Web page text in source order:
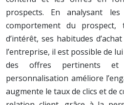
prospects. En analysant
comportement du prospect,
d’intérêt, ses habitudes
l’entreprise, il est possible de
des offres pertinents et
personnalisation améliore
augmente le taux de clics et de